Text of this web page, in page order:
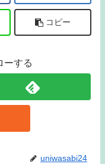
コピー
ーする
uniwasabi24